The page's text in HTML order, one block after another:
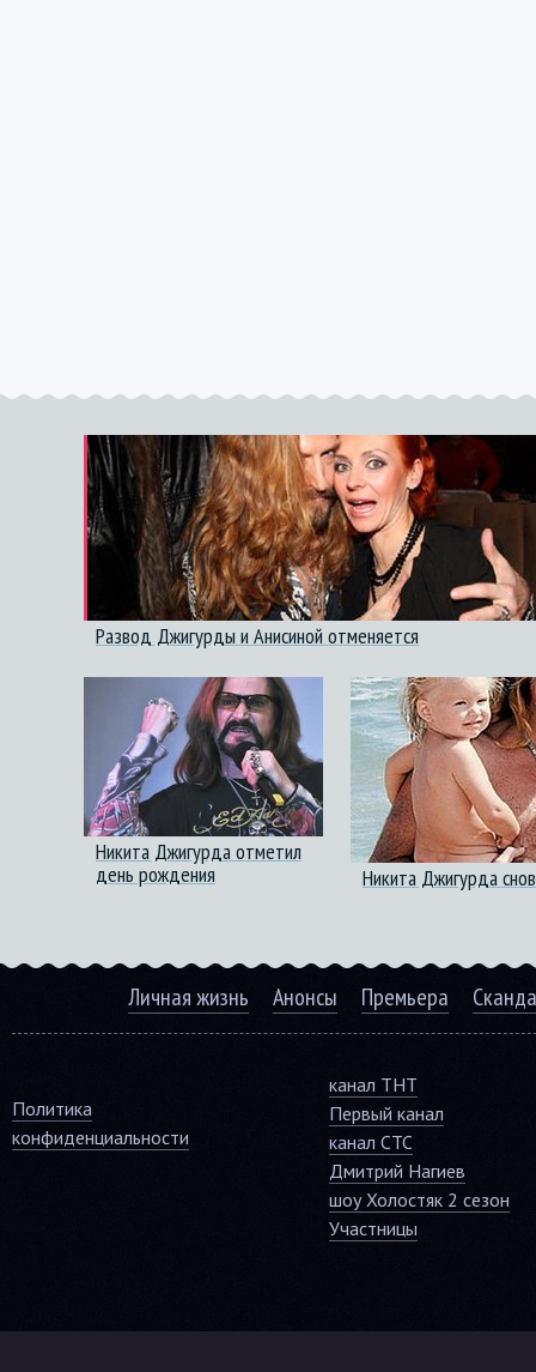
Развод Джигурды и Анисиной отменяется
Никита Джигурда отметил
день рождения
Никита Джигурда
Личная жизнь Анонсы Премьера
Политика
конфиденциальности
канал ТНТ
Первый канал
канал СТС
Дмитрий Нагиев
шоу Холостяк 2 сезон
Участницы